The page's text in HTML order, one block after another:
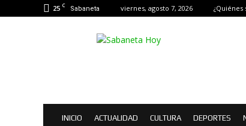
25 C Sabaneta viernes, agosto 7, 2026 ¿Quiénes
Sabaneta
INICIO ACTUALIDAD CULTURA DEPORTES